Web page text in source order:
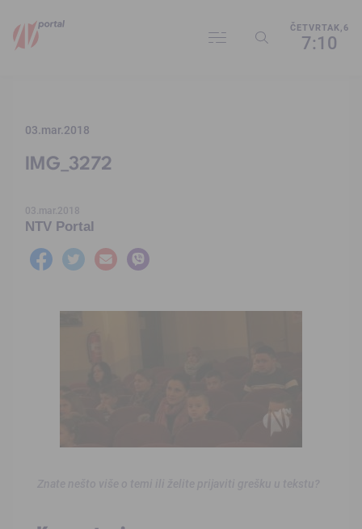
ČETVRTAK,6
7:10
03.mar.2018
IMG_3272
03.mar.2018
NTV Portal